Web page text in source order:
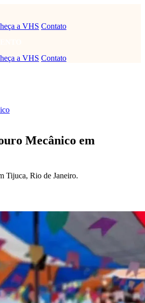
a VHS Contato
a VHS Contato
Mecânico em
Tijuca, Rio de Janeiro.